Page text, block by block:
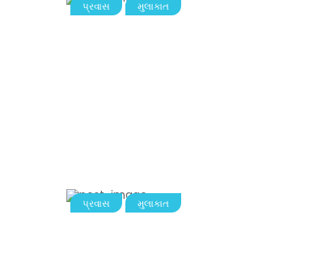
પ્રવાસ મુલાકાત
પ્રવાસ મુલાકાત